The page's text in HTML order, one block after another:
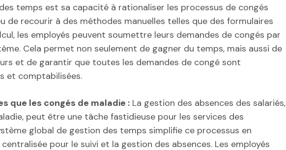
temps est sa capacité à rationaliser les processus de congés
de recourir à des méthodes manuelles telles que des formulaires
les employés peuvent soumettre leurs demandes de congés par
Cela permet non seulement de gagner du temps, mais aussi de
et de garantir que toutes les demandes de congé sont
et comptabilisées.
que les congés de maladie : La gestion des absences des salariés,
peut être une tâche fastidieuse pour les services des
global de gestion des temps simplifie ce processus en
pour le suivi et la gestion des absences. Les employés